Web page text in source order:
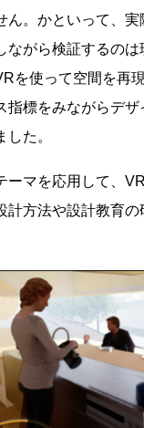
ん。かといって、
ながら検証するのは
を使って空間を再
指標をみながらデザ
た。
ーマを応用して、
計方法や設計教育の